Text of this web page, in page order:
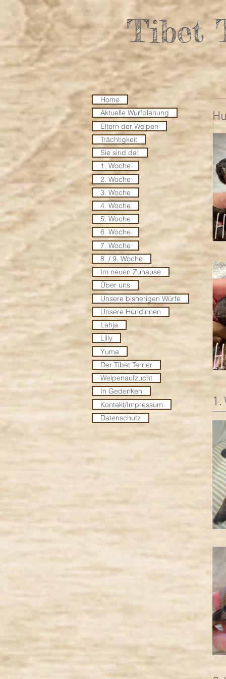
Tibet
1.
Home
Aktuelle Wurfplanung
Eltern der Welpen
Trächtigkeit
Sie sind da!
1. Woche
2. Woche
3. Woche
4. Woche
5. Woche
6. Woche
7. Woche
8. / 9. Woche
Im neuen Zuhause
Über uns
Unsere bisherigen Würfe
Unsere Hündinnen
Lahja
Lilly
Yuma
Der Tibet Terrier
Welpenaufzucht
In Gedenken
Kontakt/Impressum
Datenschutz